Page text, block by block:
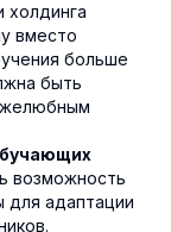
холдинга
вместо
больше
быть
возможность
для адаптации